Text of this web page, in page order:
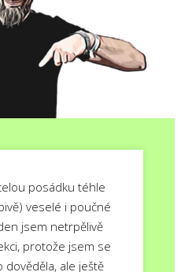
posádku téhle
veselé i poučné
jsem netrpělivě
protože jsem se
dověděla, ale ještě